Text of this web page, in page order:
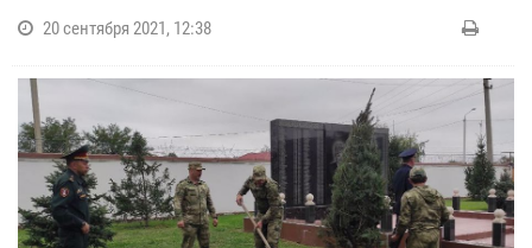
20 сентября 2021, 12:38